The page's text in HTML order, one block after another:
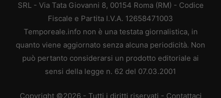
SRL - Via Tata Giovanni 8, 00154 Roma (RM) - Codice
Fiscale e Partita I.V.A. 12658471003
Temporeale.info non è una testata giornalistica, in
quanto viene aggiornato senza alcuna periodicità. Non
può pertanto considerarsi un prodotto editoriale ai
sensi della legge n. 62 del 07.03.2001
Copyright ©2026 - Tutti i diritti riservati - Contattaci